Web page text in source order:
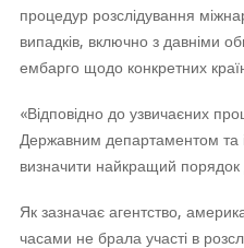
процедур розслідування
випадків, включно з давніми
ембарго щодо конкретних
«Відповідно до узвичаєних
Державним департаментом
визначити найкращий порядок
Як зазначає агентство,
часами не брала участі в